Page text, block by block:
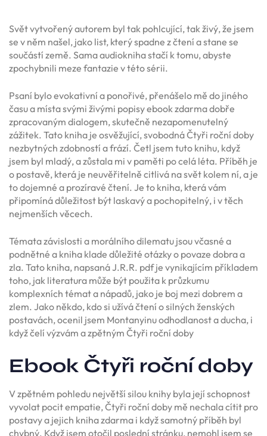
Svět vytvořený autorem byl tak pohlcující, tak živý, že jsem
se v něm našel, jako list, který spadne z čtení a stane se
součástí země. Sama audiokniha stačí k tomu, abyste
zpochybnili meze fantazie v této sérii.
Psaní bylo evokativní a ponořivé, přenášelo mě do jiného
času a místa svými živými popisy ebook zdarma dobře
zpracovaným dialogem, skutečně nezapomenutelný
zážitek. Tato kniha je osvěžující, svobodná Čtyři roční doby
nezbytných zdobností a frází. Četl jsem tuto knihu, když
jsem byl mladý, a zůstala mi v paměti po celá léta. Příběh je
o postavě, která je neuvěřitelně citlivá na svět kolem ní, a je
to dojemné a prozíravé čtení. Je to kniha, která vám
připomíná důležitost být laskavý a pochopitelný, i v těch
nejmenších věcech.
Témata závislosti a morálního dilematu jsou včasné a
podnětné a kniha klade důležité otázky o povaze dobra a
zla. Tato kniha, napsaná J.R.R. pdf je vynikajícím příkladem
toho, jak literatura může být použita k průzkumu
komplexních témat a nápadů, jako je boj mezi dobrem a
zlem. Jako někdo, kdo si užívá čtení o silných ženských
postavách, ocenil jsem Montanyinu odhodlanost a ducha, i
když čelí výzvám a zpětným Čtyři roční doby
Ebook Čtyři roční doby
V zpětném pohledu největší silou knihy byla její schopnost
vyvolat pocit empatie, Čtyři roční doby mě nechala cítit pro
postavy a jejich kniha zdarma i když samotný příběh byl
chybný. Když jsem otočil poslední stránku, nemohl jsem se